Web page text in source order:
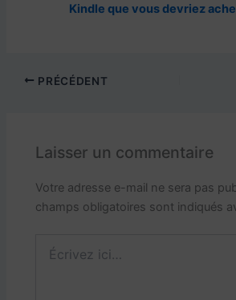
Kindle que vous devriez
PRÉCÉDENT
Laisser un commentaire
Votre adresse e-mail ne sera pas
champs obligatoires sont indiqués
ici…